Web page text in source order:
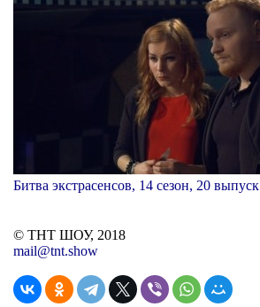
Битва экстрасенсов, 14 сезон, 20 выпуск
© ТНТ ШОУ, 2018
mail@tnt.show